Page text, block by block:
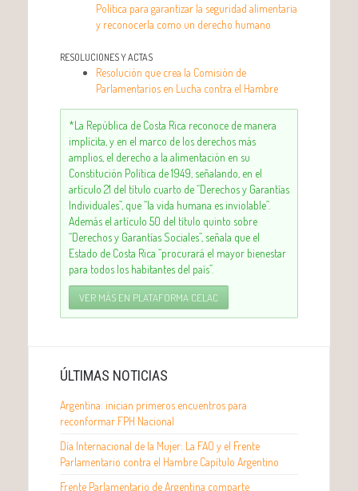
Política para garantizar la seguridad alimentaria
y reconocerla como un derecho humano
RESOLUCIONES Y ACTAS
Resolución que crea la Comisión de
Parlamentarios en Lucha contra el Hambre
*La República de Costa Rica reconoce de manera
implícita, y en el marco de los derechos más
amplios, el derecho a la alimentación en su
Constitución Política de 1949, señalando, en el
artículo 21 del título cuarto de “Derechos y Garantías
Individuales”, que “la vida humana es inviolable”.
Además el artículo 50 del título quinto sobre
“Derechos y Garantías Sociales”, señala que el
Estado de Costa Rica “procurará el mayor bienestar
para todos los habitantes del país”.
VER MÁS EN PLATAFORMA CELAC
ÚLTIMAS NOTICIAS
Argentina: inician primeros encuentros para
reconformar FPH Nacional
Día Internacional de la Mujer: La FAO y el Frente
Parlamentario contra el Hambre Capítulo Argentino
Frente Parlamentario de Argentina comparte